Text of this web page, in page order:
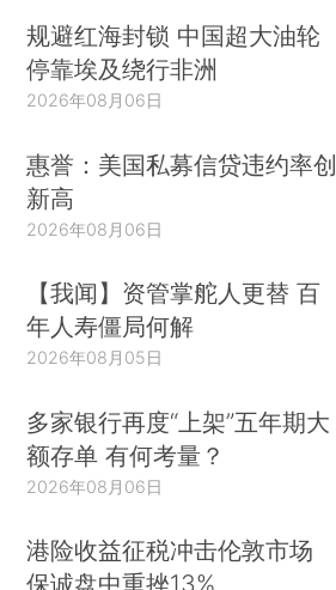
规避红海封锁 中国超大油轮
停靠埃及绕行非洲
2026年08月06日
惠誉：美国私募信贷违约率创
新高
2026年08月06日
【我闻】资管掌舵人更替 百
年人寿僵局何解
2026年08月05日
多家银行再度“上架”五年期大
额存单 有何考量？
2026年08月06日
港险收益征税冲击伦敦市场
保诚盘中重挫13%